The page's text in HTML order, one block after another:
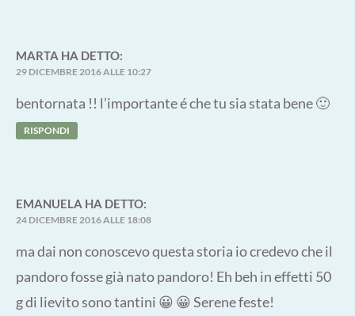
MARTA HA DETTO:
29 DICEMBRE 2016 ALLE 10:27
bentornata !! l’importante é che tu sia stata bene 🙂
RISPONDI
EMANUELA HA DETTO:
24 DICEMBRE 2016 ALLE 18:08
ma dai non conoscevo questa storia io credevo che il
pandoro fosse già nato pandoro! Eh beh in effetti 50
g di lievito sono tantini 😀 😀 Serene feste!